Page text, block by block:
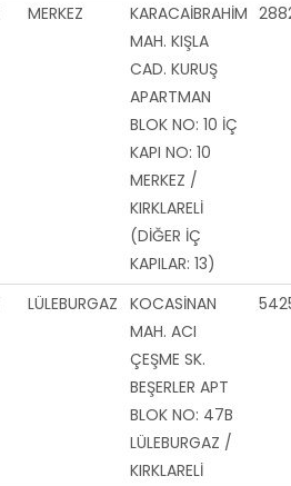
MERKEZ
KARACAİBRAHİM
MAH. KIŞLA
CAD. KURUŞ
APARTMAN
BLOK NO: 10 İÇ
KAPI NO: 10
MERKEZ /
KIRKLARELİ
(DİĞER İÇ
KAPILAR: 13)
LÜLEBURGAZ
KOCASİNAN
MAH. ACI
ÇEŞME SK.
BEŞERLER APT
BLOK NO: 47B
LÜLEBURGAZ /
KIRKLARELİ